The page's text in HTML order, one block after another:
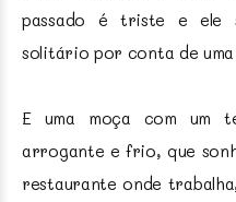
passado é triste e ele
solitário por conta de
E uma moça com um
arrogante e frio, que
restaurante onde